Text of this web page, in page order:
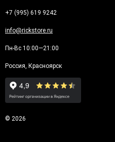
+7 (995) 619 9242
info@rickstore.ru
Пн-Вс 10:00—21:00
Россия, Красноярск
© 2026